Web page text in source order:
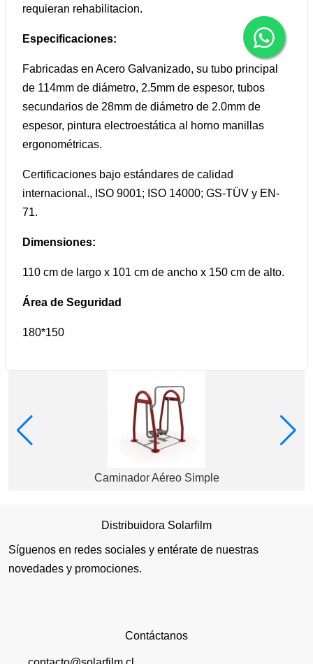
requieran rehabilitacion.
Especificaciones:
Fabricadas en Acero Galvanizado, su tubo principal
de 114mm de diámetro, 2.5mm de espesor, tubos
secundarios de 28mm de diámetro de 2.0mm de
espesor, pintura electroestática al horno manillas
ergonométricas.
Certificaciones bajo estándares de calidad
internacional., ISO 9001; ISO 14000; GS-TÜV y EN-
71.
Dimensiones:
110 cm de largo x 101 cm de ancho x 150 cm de alto.
Área de Seguridad
180*150
Caminador Aéreo Simple
Distribuidora Solarfilm
Síguenos en redes sociales y entérate de nuestras
novedades y promociones.
Contáctanos